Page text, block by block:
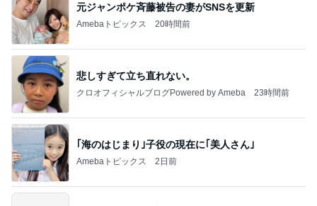
元ジャンポケ斉藤被告の妻がSNSを更新
Amebaトピックス 20時間前
悲しすぎて立ち直れない。
クロオフィシャルブログPowered by Ameba 23時間前
｢海のはじまり｣子役の現在に｢美人さん｣
Amebaトピックス 2日前